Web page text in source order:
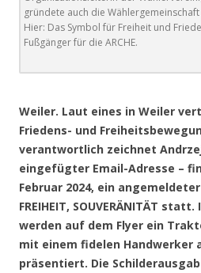
gründete auch die Wählergemeinschaft
Hier: Das Symbol für Freiheit und
Fußgänger für die ARCHE.
Weiler. Laut eines in Weiler
Friedens- und
verantwortlich zeichnet
eingefügter Email-Adresse –
Februar 2024, ein
FREIHEIT, SOUVERÄNITÄT
werden auf dem Flyer ein
mit einem fidelen Handwerker
präsentiert. Die